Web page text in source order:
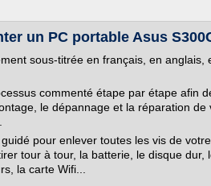
un PC portable Asus
sous-titrée en français, en anglais,
commenté étape par étape afin
le dépannage et la réparation de
pour enlever toutes les vis de
tour à tour, la batterie, le disque dur,
la carte Wifi...